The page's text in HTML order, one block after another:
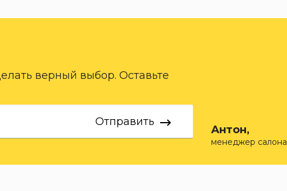
верный выбор. Оставьте
Отправить
Антон,
менеджер салона